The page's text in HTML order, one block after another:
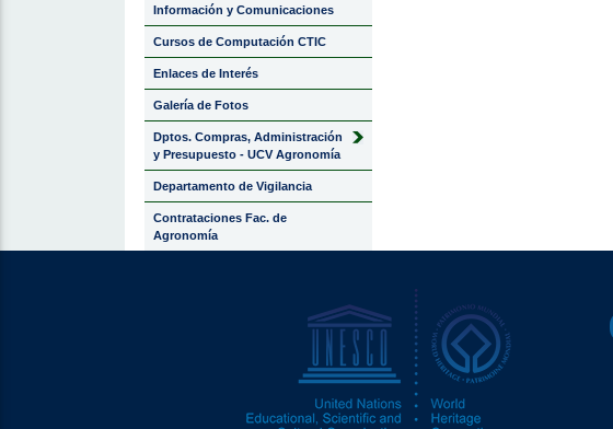
Información y Comunicaciones
Cursos de Computación CTIC
Enlaces de Interés
Galería de Fotos
Dptos. Compras, Administración
y Presupuesto - UCV Agronomía
Departamento de Vigilancia
Contrataciones Fac. de
Agronomía